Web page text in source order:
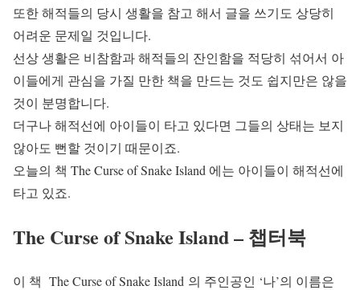
또한 해적들의 당시 생활을 참고 해서 글을 쓰기도 상당히
어려운 문제일 것입니다.
선상 생활은 비참함과 해적들의 잔인함을 적당히 섞어서 아
이들에게 관심을 가질 만한 책을 만드는 것도 쉽지만은 않을
것이 분명합니다.
더구나 해적선에 아이들이 타고 있다면 그들의 상태는 보지
않아도 뻔할 것이기 때문이죠.
오늘의 책 The Curse of Snake Island 에는 아이들이 해적선에
타고 있죠.
The Curse of Snake Island – 챕터북
이 책 The Curse of Snake Island 의 주인공인 ‘나’의 이름은